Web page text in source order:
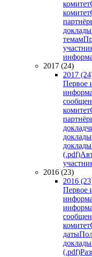
комитет
комитет
доклады
темам
2017 (24)
2017
Первое
комитет
доклады
доклады
(.pdf)
2016 (23)
2016
Первое
комитет
даты
доклады
(.pdf)